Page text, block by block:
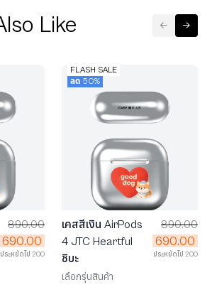
Like
890.00
690.00
ประหยัดไป 200
FLASH SALE
ลด 50%
เคสสีเงิน AirPods
4 JTC Heartful
ชิบะ
890.00
690.00
ประหยัดไป 200
เลือกรุ่นสินค้า